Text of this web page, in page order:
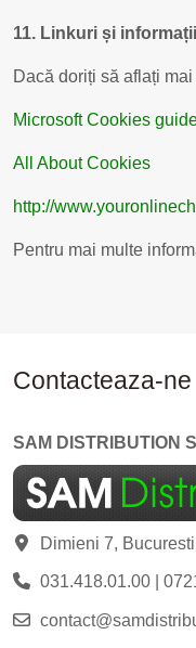
11. Linkuri și
Dacă doriți să aflați
Microsoft Cookies
All About Cookies
http://
Pentru mai multe
Contacteaza-ne
SAM DISTRIBUTION
Dimieni 7,
031.418.01.00|